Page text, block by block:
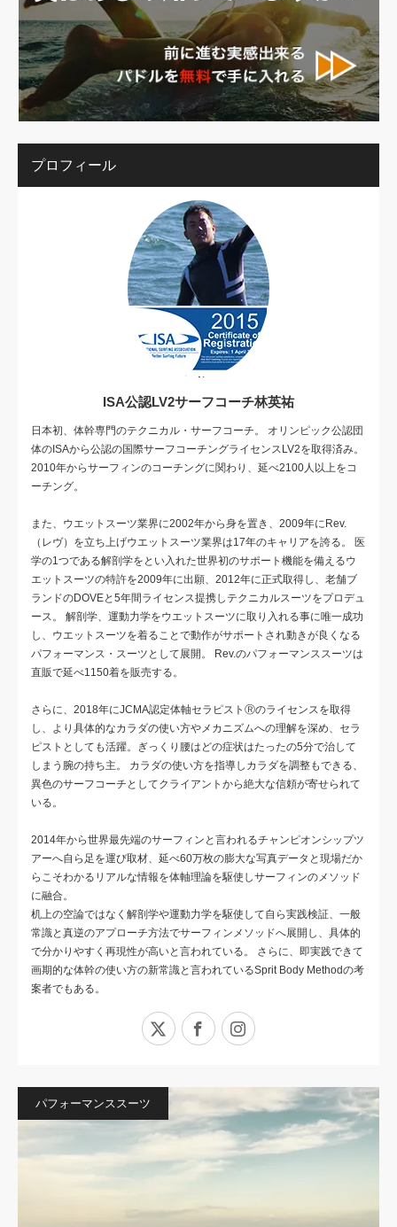
プロフィール
ISA公認LV2サーフコーチ林英祐
日本初、体幹専門のテクニカル・サーフコーチ。 オリンピック公認団
体のISAから公認の国際サーフコーチングライセンスLV2を取得済み。
2010年からサーフィンのコーチングに関わり、延べ2100人以上をコ
ーチング。
また、ウエットスーツ業界に2002年から身を置き、2009年にRev.
（レヴ）を立ち上げウエットスーツ業界は17年のキャリアを誇る。 医
学の1つである解剖学をとい入れた世界初のサポート機能を備えるウ
エットスーツの特許を2009年に出願、2012年に正式取得し、老舗ブ
ランドのDOVEと5年間ライセンス提携しテクニカルスーツをプロデュ
ース。 解剖学、運動力学をウエットスーツに取り入れる事に唯一成功
し、ウエットスーツを着ることで動作がサポートされ動きが良くなる
パフォーマンス・スーツとして展開。 Rev.のパフォーマンススーツは
直販で延べ1150着を販売する。
さらに、2018年にJCMA認定体軸セラピストⓇのライセンスを取得
し、より具体的なカラダの使い方やメカニズムへの理解を深め、セラ
ピストとしても活躍。ぎっくり腰はどの症状はたったの5分で治して
しまう腕の持ち主。 カラダの使い方を指導しカラダを調整もできる、
異色のサーフコーチとしてクライアントから絶大な信頼が寄せられて
いる。
2014年から世界最先端のサーフィンと言われるチャンピオンシップツ
アーへ自ら足を運び取材、延べ60万枚の膨大な写真データと現場だか
らこそわかるリアルな情報を体軸理論を駆使しサーフィンのメソッド
に融合。
机上の空論ではなく解剖学や運動力学を駆使して自ら実践検証、一般
常識と真逆のアプローチ方法でサーフィンメソッドへ展開し、具体的
で分かりやすく再現性が高いと言われている。 さらに、即実践できて
画期的な体幹の使い方の新常識と言われているSprit Body Methodの考
案者でもある。
Facebook
パフォーマンススーツ